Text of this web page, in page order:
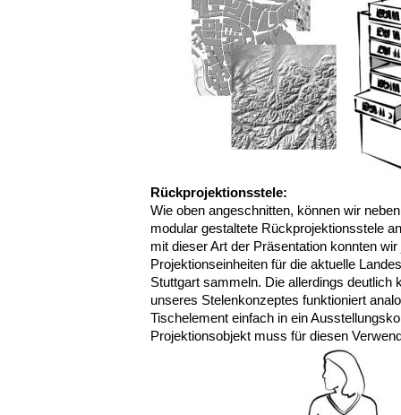
Rückprojektionsstele:
Wie oben angeschnitten, können wir
modular gestaltete Rückprojektionsstele
mit dieser Art der Präsentation konnten
Projektionseinheiten für die aktuelle
Stuttgart sammeln. Die allerdings deutlich
unseres Stelenkonzeptes funktioniert
Tischelement einfach in ein
Projektionsobjekt muss für diesen